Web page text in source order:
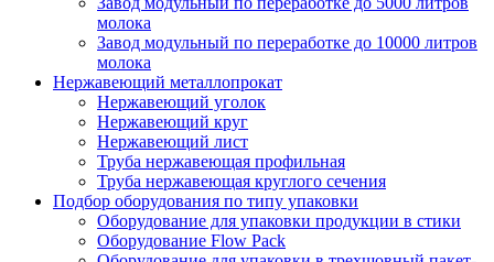
молока
Завод модульный по переработке до 10000 литров
молока
Нержавеющий металлопрокат
Нержавеющий уголок
Нержавеющий круг
Нержавеющий лист
Труба нержавеющая профильная
Труба нержавеющая круглого сечения
Подбор оборудования по типу упаковки
Оборудование для упаковки продукции в стики
Оборудование Flow Pack